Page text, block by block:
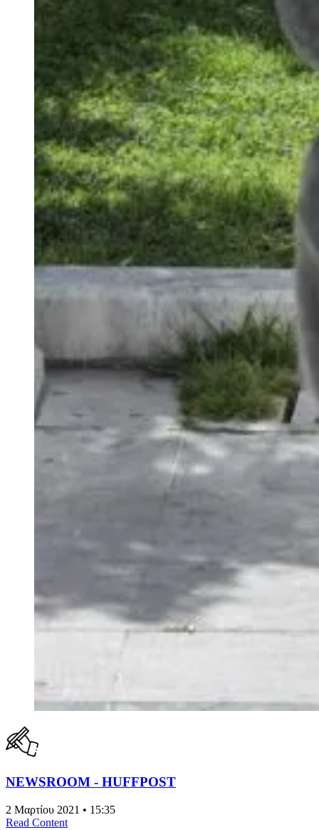
NEWSROOM - HUFFPOST
2 Μαρτίου 2021 • 15:35
Read Content